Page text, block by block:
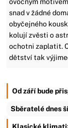
ovocným
snad v žádné
obyčejného
kolují zvěsti o
ochotni zaplatit.
dětství tak
Od září bude
Sběratelé dnes